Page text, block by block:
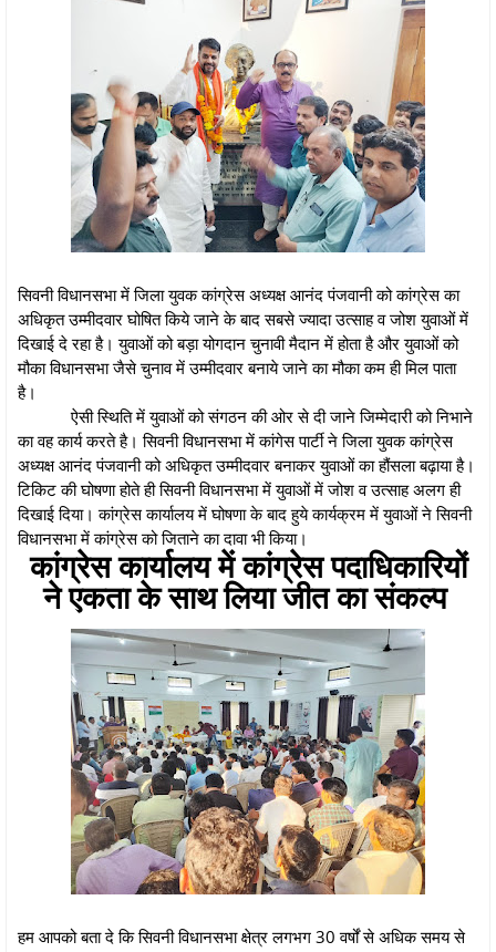
सिवनी विधानसभा में जिला युवक कांग्रेस अध्यक्ष आनंद पंजवानी को कांग्रेस का
अधिकृत उम्मीदवार घोषित किये जाने के बाद सबसे ज्यादा उत्साह व जोश युवाओं में
दिखाई दे रहा है। युवाओं को बड़ा योगदान चुनावी मैदान में होता है और युवाओं को
मौका विधानसभा जैसे चुनाव में उम्मीदवार बनाये जाने का मौका कम ही मिल पाता
है।
ऐसी स्थिति में युवाओं को संगठन की ओर से दी जाने जिम्मेदारी को निभाने
का वह कार्य करते है। सिवनी विधानसभा में कांगेस पार्टी ने जिला युवक कांग्रेस
अध्यक्ष आनंद पंजवानी को अधिकृत उम्मीदवार बनाकर युवाओं का हौंसला बढ़ाया है।
टिकिट की घोषणा होते ही सिवनी विधानसभा में युवाओं में जोश व उत्साह अलग ही
दिखाई दिया। कांग्रेस कार्यालय में घोषणा के बाद हुये कार्यक्रम में युवाओं ने सिवनी
विधानसभा में कांग्रेस को जिताने का दावा भी किया।
कांग्रेस कार्यालय में कांग्रेस पदाधिकारियों
ने एकता के साथ लिया जीत का संकल्प
हम आपको बता दे कि सिवनी विधानसभा क्षेत्र लगभग 30 वर्षों से अधिक समय से